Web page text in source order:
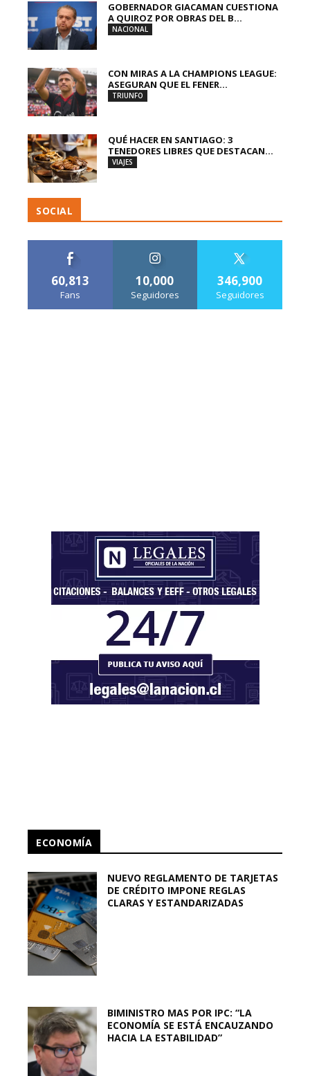
GOBERNADOR GIACAMAN CUESTIONA
A QUIROZ POR OBRAS DEL B...
NACIONAL
CON MIRAS A LA CHAMPIONS LEAGUE:
ASEGURAN QUE EL FENER...
TRIUNFO
QUÉ HACER EN SANTIAGO: 3
TENEDORES LIBRES QUE DESTACAN...
VIAJES
SOCIAL
60,813
Fans
10,000
Seguidores
346,900
Seguidores
ECONOMÍA
NUEVO REGLAMENTO DE TARJETAS
DE CRÉDITO IMPONE REGLAS
CLARAS Y ESTANDARIZADAS
BIMINISTRO MAS POR IPC: “LA
ECONOMÍA SE ESTÁ ENCAUZANDO
HACIA LA ESTABILIDAD”